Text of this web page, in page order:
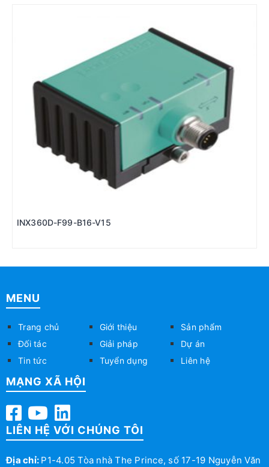
INX360D-F99-B16-V15
MENU
Trang chủ Giới thiệu
Sản phẩm
Đối tác
Giải pháp
Dự án
Tin tức
Tuyển dụng Liên hệ
MẠNG XÃ HỘI
LIÊN HỆ VỚI CHÚNG TÔI
Địa chỉ: P1-4.05 Tòa nhà The Prince, số 17-19 Nguyễn Văn